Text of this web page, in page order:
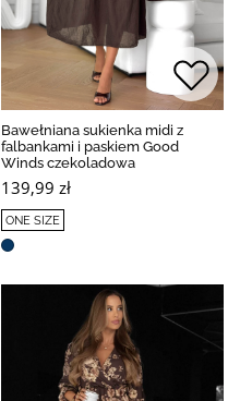
Bawełniana sukienka midi z
falbankami i paskiem Good
Winds czekoladowa
139,99 zł
ONE SIZE